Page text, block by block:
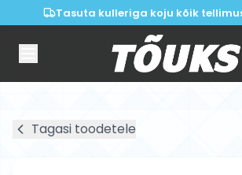
Tasuta kulleriga koju kõik
Tagasi toodetele